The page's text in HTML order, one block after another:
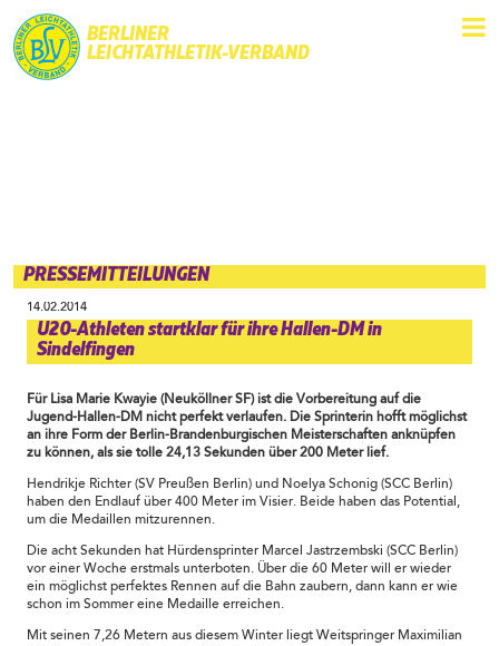
BERLINER
LEICHTATHLETIK-VERBAND
PRESSEMITTEILUNGEN
14.02.2014
U20-Athleten startklar für ihre Hallen-DM in
Sindelfingen
Für Lisa Marie Kwayie (Neuköllner SF) ist die Vorbereitung auf die
Jugend-Hallen-DM nicht perfekt verlaufen. Die Sprinterin hofft möglichst
an ihre Form der Berlin-Brandenburgischen Meisterschaften anknüpfen
zu können, als sie tolle 24,13 Sekunden über 200 Meter lief.
Hendrikje Richter (SV Preußen Berlin) und Noelya Schonig (SCC Berlin)
haben den Endlauf über 400 Meter im Visier. Beide haben das Potential,
um die Medaillen mitzurennen.
Die acht Sekunden hat Hürdensprinter Marcel Jastrzembski (SCC Berlin)
vor einer Woche erstmals unterboten. Über die 60 Meter will er wieder
ein möglichst perfektes Rennen auf die Bahn zaubern, dann kann er wie
schon im Sommer eine Medaille erreichen.
Mit seinen 7,26 Metern aus diesem Winter liegt Weitspringer Maximilian